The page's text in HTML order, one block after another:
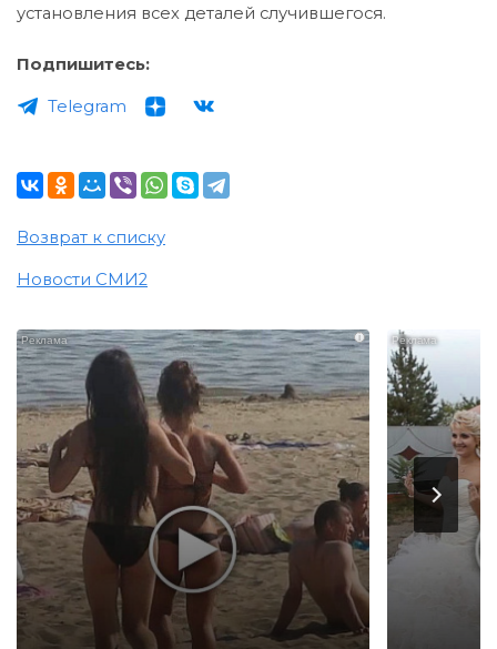
установления всех деталей случившегося.
Подпишитесь:
Telegram
Возврат к списку
Новости СМИ2
i